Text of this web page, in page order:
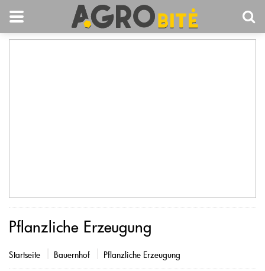
Pflanzliche Erzeugung
Startseite Bauernhof Pflanzliche Erzeugung